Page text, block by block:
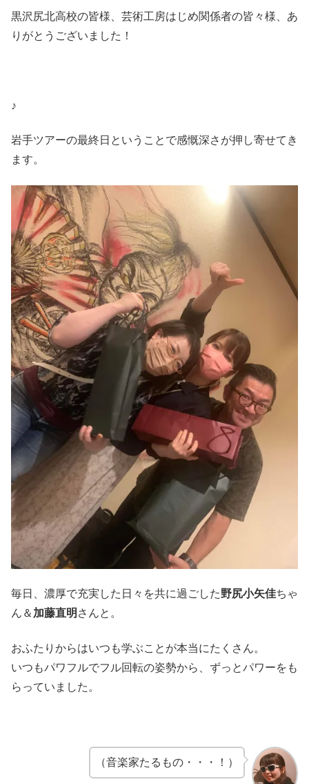
黒沢尻北高校の皆様、芸術工房はじめ関係者の皆々様、あ
りがとうございました！
♪
岩手ツアーの最終日ということで感慨深さが押し寄せてき
ます。
毎日、濃厚で充実した日々を共に過ごした野尻小矢佳ちゃ
ん＆ 加藤直明 さんと。
おふたりからはいつも学ぶことが本当にたくさん。
いつもパワフルでフル回転の姿勢から、ずっとパワーをも
らっていました。
（音楽家たるもの・・・！）